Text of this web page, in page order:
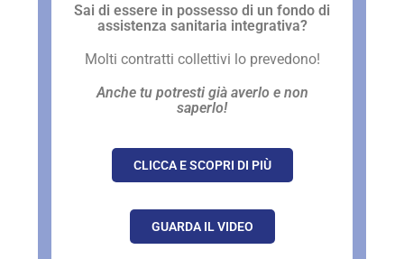
Sai di essere in possesso di un fondo di
assistenza sanitaria integrativa?
Molti contratti collettivi lo prevedono!
Anche tu potresti già averlo e non
saperlo!
CLICCA E SCOPRI DI PIÙ
GUARDA IL VIDEO